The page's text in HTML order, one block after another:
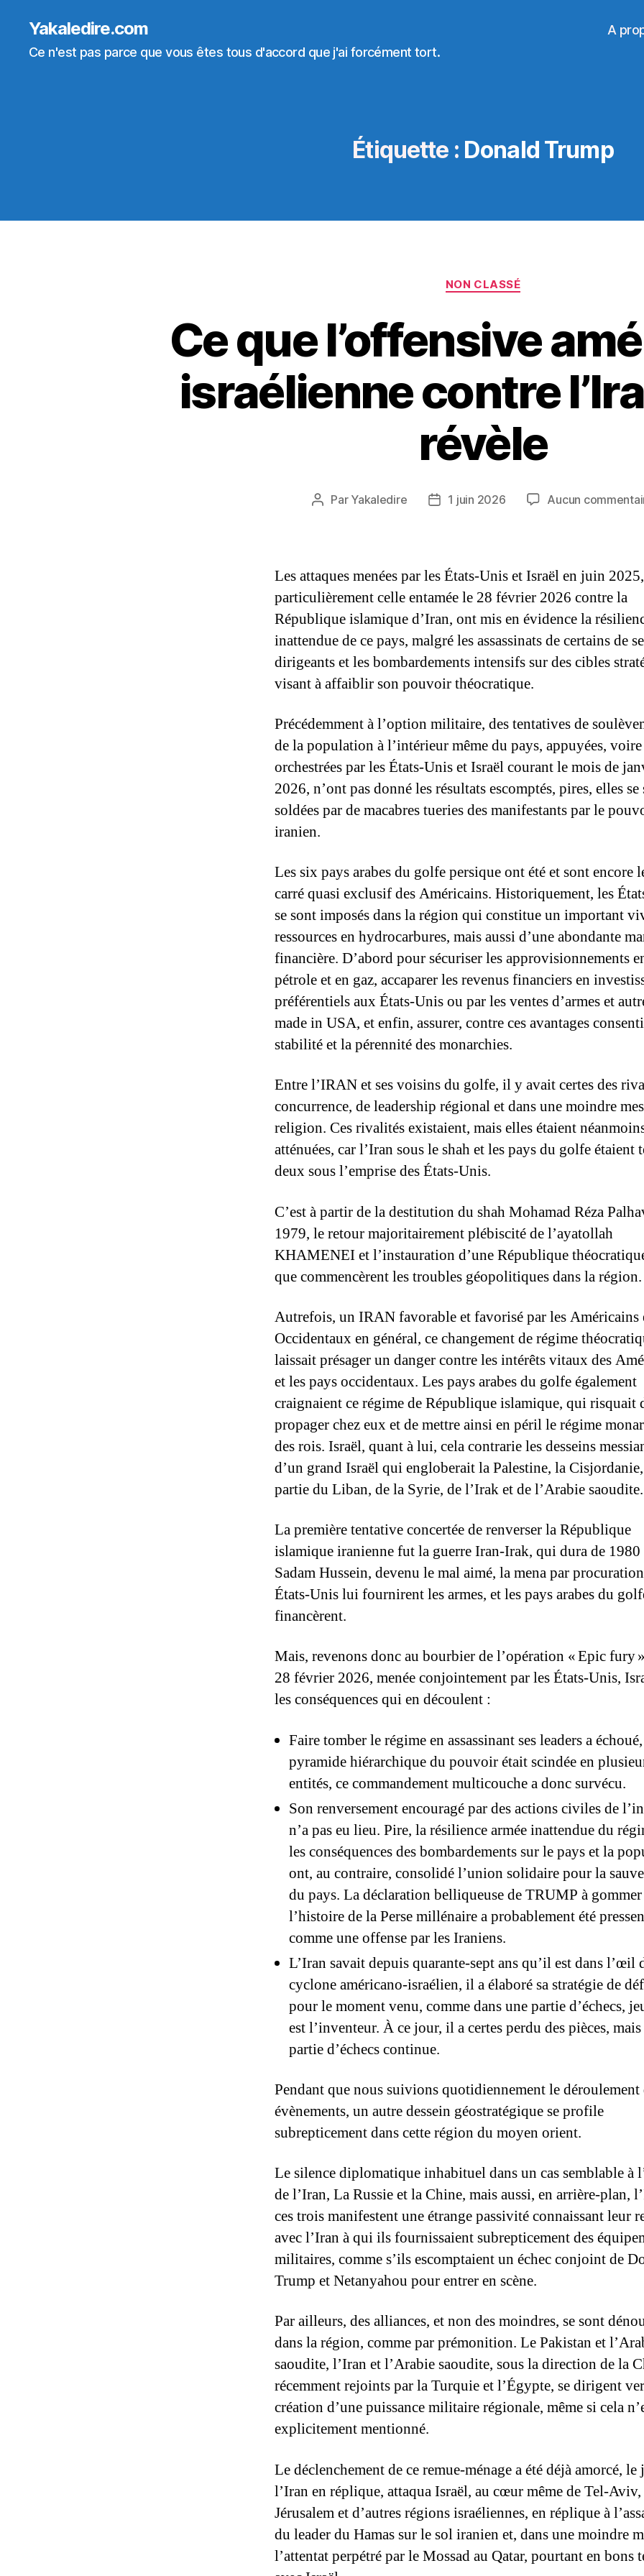
Yakaledire.com
Ce n'est pas parce que vous êtes tous d'accord que j'ai forcément tort.
A
Étiquette : Donald Trump
Catégories
NON CLASSÉ
Ce que l’offensive
israélienne contre
révèle
Auteur
Par Yakaledire
Date1 juin 2026 Aucun
Les attaques menées par les États-Unis et Israël en juin
particulièrement celle entamée le 28 février 2026 contre la
République islamique d’Iran, ont mis en évidence la
inattendue de ce pays, malgré les assassinats de certains de
dirigeants et les bombardements intensifs sur des cibles
visant à affaiblir son pouvoir théocratique.
Précédemment à l’option militaire, des tentatives de
de la population à l’intérieur même du pays, appuyées, voire
orchestrées par les États-Unis et Israël courant le mois de
2026, n’ont pas donné les résultats escomptés, pires, elles se
soldées par de macabres tueries des manifestants par le
iranien.
Les six pays arabes du golfe persique ont été et sont encore
carré quasi exclusif des Américains. Historiquement, les
se sont imposés dans la région qui constitue un important
ressources en hydrocarbures, mais aussi d’une abondante
financière. D’abord pour sécuriser les approvisionnements
pétrole et en gaz, accaparer les revenus financiers en
préférentiels aux États-Unis ou par les ventes d’armes et
made in USA, et enfin, assurer, contre ces avantages
stabilité et la pérennité des monarchies.
Entre l’IRAN et ses voisins du golfe, il y avait certes des
concurrence, de leadership régional et dans une moindre
religion. Ces rivalités existaient, mais elles étaient
atténuées, car l’Iran sous le shah et les pays du golfe étaient
deux sous l’emprise des États-Unis.
C’est à partir de la destitution du shah Mohamad Réza
1979, le retour majoritairement plébiscité de l’ayatollah
KHAMENEI et l’instauration d’une République
que commencèrent les troubles géopolitiques dans la région.
Autrefois, un IRAN favorable et favorisé par les Américains
Occidentaux en général, ce changement de régime
laissait présager un danger contre les intérêts vitaux des
et les pays occidentaux. Les pays arabes du golfe également
craignaient ce régime de République islamique, qui risquait
propager chez eux et de mettre ainsi en péril le régime
des rois. Israël, quant à lui, cela contrarie les desseins
d’un grand Israël qui engloberait la Palestine, la
partie du Liban, de la Syrie, de l’Irak et de l’Arabie saoudite.
La première tentative concertée de renverser la République
islamique iranienne fut la guerre Iran-Irak, qui dura de 1980
Sadam Hussein, devenu le mal aimé, la mena par
États-Unis lui fournirent les armes, et les pays arabes du
financèrent.
Mais, revenons donc au bourbier de l’opération « Epic fury
28 février 2026, menée conjointement par les États-Unis,
les conséquences qui en découlent :
Faire tomber le régime en assassinant ses leaders a
pyramide hiérarchique du pouvoir était scindée en
entités, ce commandement multicouche a donc survécu.
Son renversement encouragé par des actions civiles de
n’a pas eu lieu. Pire, la résilience armée inattendue du
les conséquences des bombardements sur le pays et la
ont, au contraire, consolidé l’union solidaire pour la
du pays. La déclaration belliqueuse de TRUMP à gommer
l’histoire de la Perse millénaire a probablement été
comme une offense par les Iraniens.
L’Iran savait depuis quarante-sept ans qu’il est dans l’œil
cyclone américano-israélien, il a élaboré sa stratégie de
pour le moment venu, comme dans une partie d’échecs,
est l’inventeur. À ce jour, il a certes perdu des pièces,
partie d’échecs continue.
Pendant que nous suivions quotidiennement le déroulement
évènements, un autre dessein géostratégique se profile
subrepticement dans cette région du moyen orient.
Le silence diplomatique inhabituel dans un cas semblable à
de l’Iran, La Russie et la Chine, mais aussi, en arrière-plan,
ces trois manifestent une étrange passivité connaissant leur
avec l’Iran à qui ils fournissaient subrepticement des
militaires, comme s’ils escomptaient un échec conjoint de
Trump et Netanyahou pour entrer en scène.
Par ailleurs, des alliances, et non des moindres, se sont
dans la région, comme par prémonition. Le Pakistan et
saoudite, l’Iran et l’Arabie saoudite, sous la direction de la
récemment rejoints par la Turquie et l’Égypte, se dirigent
création d’une puissance militaire régionale, même si cela
explicitement mentionné.
Le déclenchement de ce remue-ménage a été déjà amorcé,
l’Iran en réplique, attaqua Israël, au cœur même de Tel-Aviv,
Jérusalem et d’autres régions israéliennes, en réplique à
du leader du Hamas sur le sol iranien et, dans une moindre
l’attentat perpétré par le Mossad au Qatar, pourtant en bons